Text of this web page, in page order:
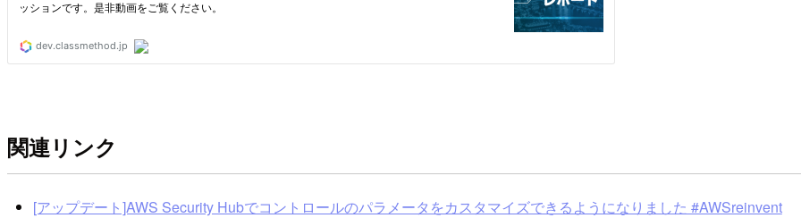
関連リンク
[アップデート]AWS Security Hubでコントロールのパラメータをカスタマイズできるようになりました #AWSreinvent